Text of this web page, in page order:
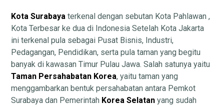
Kota Surabaya terkenal dengan sebutan Kota Pahlawan ,
Kota Terbesar ke dua di Indonesia Setelah Kota Jakarta
ini terkenal pula sebagai Pusat Bisnis, Industri,
Pedagangan, Pendidikan, serta pula taman yang begitu
banyak di kawasan Timur Pulau Jawa. Salah satunya yaitu
Taman Persahabatan Korea, yaitu taman yang
menggambarkan bentuk persahabatan antara Pemkot
Surabaya dan Pemerintah Korea Selatan yang sudah